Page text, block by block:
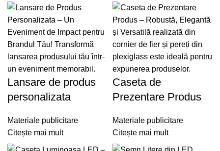
Lansare de produs
personalizata
Materiale publicitare
Citește mai mult
Caseta de
Prezentare Produs
Materiale publicitare
Citește mai mult